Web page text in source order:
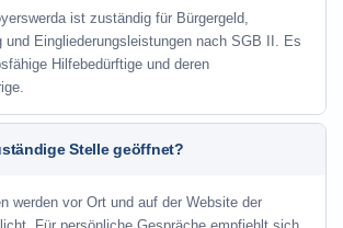
ist zuständig für Bürgergeld,
und Eingliederungsleistungen nach SGB II. Es
Hilfebedürftige und deren
Stelle geöffnet?
werden vor Ort und auf der Website der